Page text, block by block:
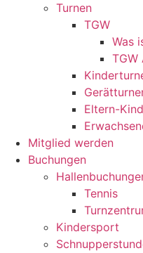
Turnen
TGW
Was
TGW
Eltern-
Mitglied werden
Buchungen
Tennis
Kindersport